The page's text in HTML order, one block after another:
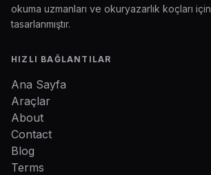
okuma uzmanları ve okuryazarlık koçları için
tasarlanmıştır.
HIZLI BAĞLANTILAR
Ana Sayfa
Araçlar
About
Contact
Blog
Terms